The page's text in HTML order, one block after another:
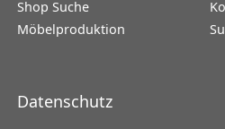
Shop Suche
Möbelproduktion
Datenschutz